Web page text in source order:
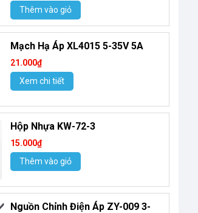
Thêm vào giỏ
Mạch Hạ Áp XL4015 5-35V 5A
21.000₫
Xem chi tiết
Hộp Nhựa KW-72-3
15.000₫
Thêm vào giỏ
Nguồn Chỉnh Điện Áp ZY-009 3-